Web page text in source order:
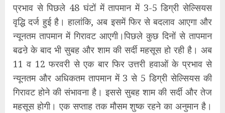
प्रभाव से पिछले 48 घंटों में तापमान में 3-5 डिग्री सेल्सियस
वृद्धि दर्ज हुई है। हालांकि, अब इसमें फिर से बदलाव आएगा और
न्यूनतम तापमान में गिरावट आएगी।पिछले कुछ दिनों से तापमान
बढऩे के बाद भी सुबह और शाम की सर्दी महसूस हो रही है। अब
11 व 12 फरवरी से एक बार फिर उत्तरी हवाओं के प्रभाव से
न्यूनतम और अधिकतम तापमान में 3 से 5 डिग्री सेल्सियस की
गिरावट होने की संभावना है। इससे सुबह शाम की सर्दी और तेज
महसूस होगी। एक सप्ताह तक मौसम शुष्क रहने का अनुमान है।